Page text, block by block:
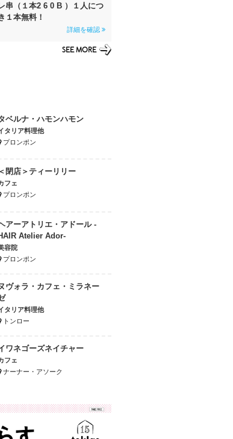
串（１本2 6 0 B ）１人につ
１本無料！
詳細を確認
SEE MORE
ベルナ・ハモンハモン
タリア料理他
プロンポン
＜閉店＞ティーリリー
フェ
プロンポン
アーアトリエ・アドール -
Atelier Ador-
容院
プロンポン
ヴォラ・カフェ・ミラネー
タリア料理他
トンロー
ワネゴーズネイチャー
フェ
ナーナー・アソーク